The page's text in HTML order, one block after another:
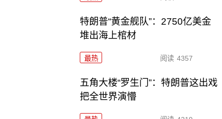
特朗普“黄金舰队”：2750亿美金
堆出海上棺材
最热 阅读 4357
五角大楼“罗生门”：特朗普这出戏
把全世界演懵